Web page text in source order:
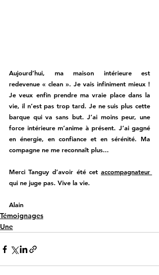
Aujourd’hui, ma maison intérieure est
redevenue « clean ». Je vais infiniment mieux !
Je veux enfin prendre ma vraie place dans la
vie, il n’est pas trop tard. Je ne suis plus cette
barque qui va sans but. J’ai moins peur, une
force intérieure m’anime à présent. J’ai gagné
en énergie, en confiance et en sérénité. Ma
compagne ne me reconnaît plus...
Merci Tanguy d’avoir été cet
qui ne juge pas. Vive la vie.
Alain
Témoignages
Une